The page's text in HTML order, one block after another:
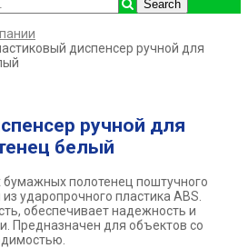
диспенсер ручной для
ручной для
белый
полотенец поштучного
ударопрочного пластика ABS.
обеспечивает надежность и
Предназначен для объектов со